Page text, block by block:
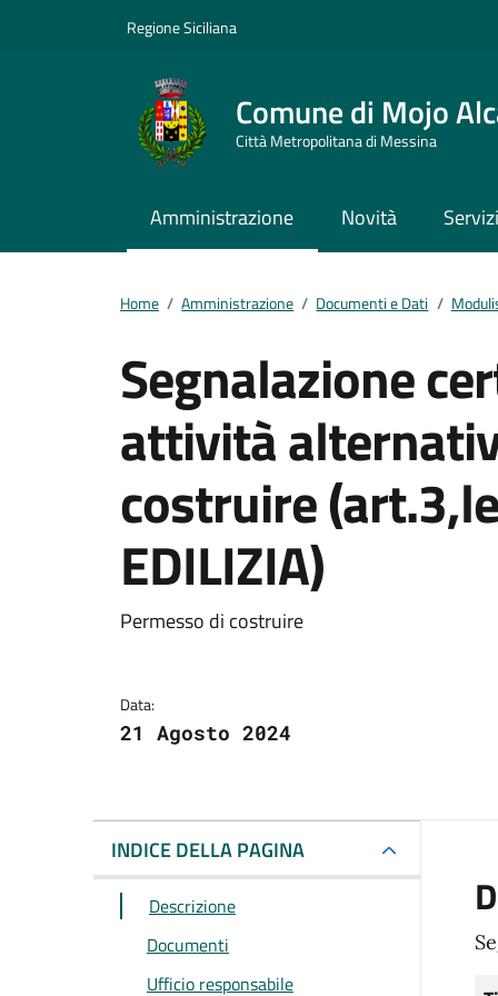
Regione Siciliana
Comune di Mojo
Città Metropolitana di Messina
Amministrazione Novità Servizi
Home / Amministrazione / Documenti e Dati /
Segnalazione
attività
costruire
EDILIZIA)
Dettagli del
Permesso di costruire
Data:
21 Agosto 2024
INDICE DELLA PAGINA
Descrizione
Documenti
Ufficio responsabile